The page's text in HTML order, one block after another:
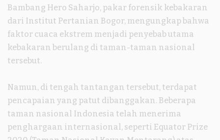
Bambang Hero Saharjo, pakar forensik kebakaran
dari Institut Pertanian Bogor, mengungkap bahwa
faktor cuaca ekstrem menjadi penyebab utama
kebakaran berulang di taman-taman nasional
tersebut.
Namun, di tengah tantangan tersebut, terdapat
pencapaian yang patut dibanggakan. Beberapa
taman nasional Indonesia telah menerima
penghargaan internasional, seperti Equator Prize